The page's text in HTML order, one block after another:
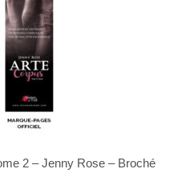
2 – Jenny Rose – Broché